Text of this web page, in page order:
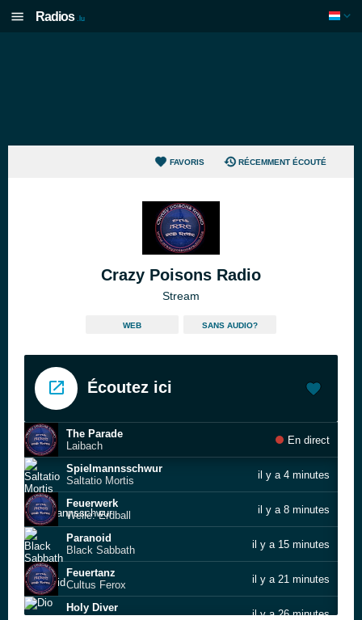
Radios .lu
FAVORIS RÉCEMMENT ÉCOUTÉ
Crazy Poisons Radio
Stream
WEB SANS AUDIO?
Écoutez ici
The Parade
Laibach
En direct
Spielmannsschwur
Saltatio Mortis
il y a 4 minutes
Feuerwerk
Welle: Erdball
il y a 8 minutes
Paranoid
Black Sabbath
il y a 15 minutes
Feuertanz
Cultus Ferox
il y a 21 minutes
Holy Diver
il y a 26 minutes